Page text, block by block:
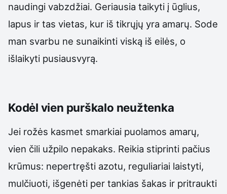
naudingi vabzdžiai. Geriausia taikyti į ūglius,
lapus ir tas vietas, kur iš tikrųjų yra amarų. Sode
man svarbu ne sunaikinti viską iš eilės, o
išlaikyti pusiausvyrą.
Kodėl vien purškalo neužtenka
Jei rožės kasmet smarkiai puolamos amarų,
vien čili užpilo nepakaks. Reikia stiprinti pačius
krūmus: nepertręšti azotu, reguliariai laistyti,
mulčiuoti, išgenėti per tankias šakas ir pritraukti